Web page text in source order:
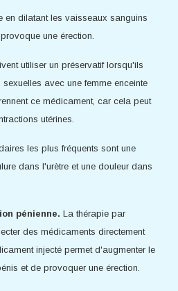
en dilatant les vaisseaux sanguins
une érection.
utiliser un préservatif lorsqu'ils
avec une femme enceinte
ce médicament, car cela peut
utérines.
les plus fréquents sont une
dans l'urètre et une douleur dans
pénienne. La thérapie par
des médicaments directement
injecté permet d'augmenter le
et de provoquer une érection.